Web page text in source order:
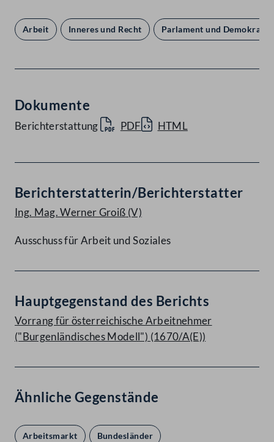
Arbeit Inneres und Recht Parlament und Demokratie
Dokumente
Berichterstattung PDF HTML
Berichterstatterin/Berichterstatter
Ing. Mag. Werner Groiß (V)
Ausschuss für Arbeit und Soziales
Hauptgegenstand des Berichts
Vorrang für österreichische Arbeitnehmer
("Burgenländisches Modell") (1670/A(E))
Ähnliche Gegenstände
Arbeitsmarkt Bundesländer